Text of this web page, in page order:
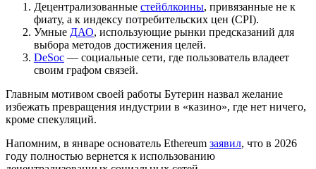
Децентрализованные стейблкоины, привязанные не к
фиату, а к индексу потребительских цен (CPI).
Умные ДАО, использующие рынки предсказаний для
выбора методов достижения целей.
DeSoc — социальные сети, где пользователь владеет
своим графом связей.
Главным мотивом своей работы Бутерин назвал желание
избежать превращения индустрии в «казино», где нет ничего,
кроме спекуляций.
Напомним, в январе основатель Ethereum заявил, что в 2026
году полностью вернется к использованию